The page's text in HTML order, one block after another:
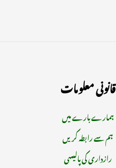
قانونی معلومات
ہمارے بارے میں
ہم سے رابطہ کریں
رازداری کی پالیسی